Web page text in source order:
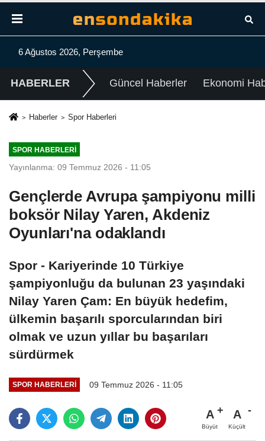
6 Ağustos 2026, Perşembe
HABERLER Güncel Haberler Ekonomi
Haberler Spor Haberleri
SPOR HABERLERI
Yayınlanma: 09 Temmuz 2026 - 11:05
Gençlerde Avrupa şampiyonu milli
boksör Nilay Yaren, Akdeniz
Oyunları'na odaklandı
Spor - Kariyerinde 10 Türkiye
şampiyonluğu da bulunan 23 yaşındaki
Nilay Yaren Çam: En büyük hedefim,
ülkemin başarılı sporcularından biri
olmak ve uzun yıllar bu başarıları
sürdürmek
SPOR HABERLERI 09 Temmuz 2026 - 11:05
A
Büyüt
A
Küçült